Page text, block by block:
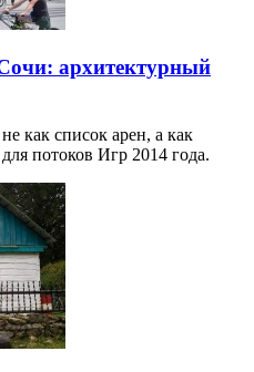
архитектурный
как список арен, а как
потоков Игр 2014 года.